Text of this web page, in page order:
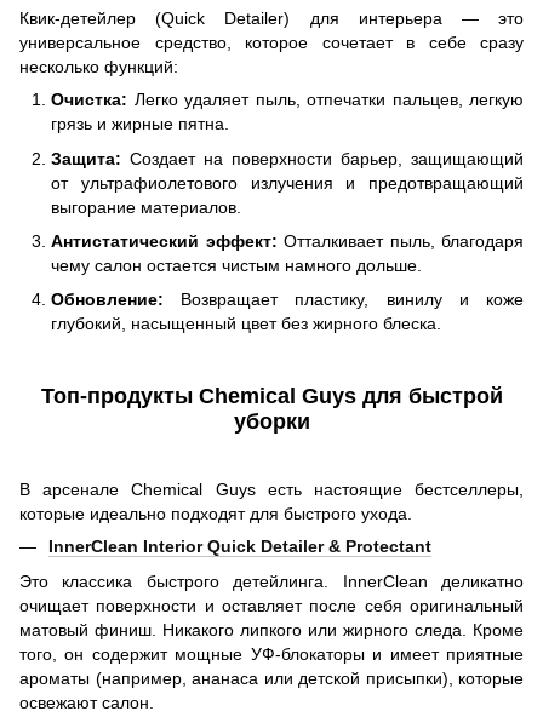
Квик-детейлер (Quick Detailer) для интерьера — это
универсальное средство, которое сочетает в себе сразу
несколько функций:
Очистка: Легко удаляет пыль, отпечатки пальцев, легкую
грязь и жирные пятна.
Защита: Создает на поверхности барьер, защищающий
от ультрафиолетового излучения и предотвращающий
выгорание материалов.
Антистатический эффект: Отталкивает пыль, благодаря
чему салон остается чистым намного дольше.
Обновление: Возвращает пластику, винилу и коже
глубокий, насыщенный цвет без жирного блеска.
Топ-продукты Chemical Guys для быстрой
уборки
В арсенале Chemical Guys есть настоящие бестселлеры,
которые идеально подходят для быстрого ухода.
InnerClean Interior Quick Detailer & Protectant
Это классика быстрого детейлинга. InnerClean деликатно
очищает поверхности и оставляет после себя оригинальный
матовый финиш. Никакого липкого или жирного следа. Кроме
того, он содержит мощные УФ-блокаторы и имеет приятные
ароматы (например, ананаса или детской присыпки), которые
освежают салон.